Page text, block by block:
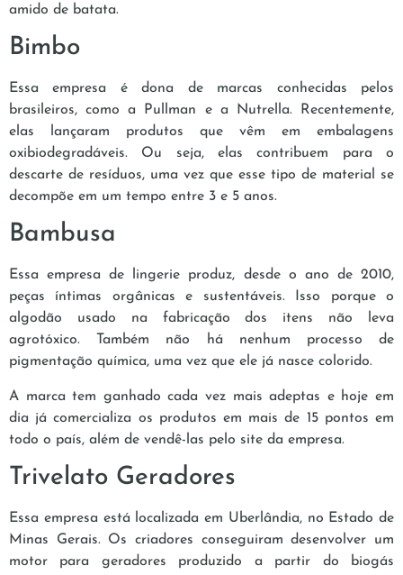
amido de batata.
Bimbo
Essa empresa é dona de marcas conhecidas pelos
brasileiros, como a Pullman e a Nutrella. Recentemente,
elas lançaram produtos que vêm em embalagens
oxibiodegradáveis. Ou seja, elas contribuem para o
descarte de resíduos, uma vez que esse tipo de material se
decompõe em um tempo entre 3 e 5 anos.
Bambusa
Essa empresa de lingerie produz, desde o ano de 2010,
peças íntimas orgânicas e sustentáveis. Isso porque o
algodão usado na fabricação dos itens não leva
agrotóxico. Também não há nenhum processo de
pigmentação química, uma vez que ele já nasce colorido.
A marca tem ganhado cada vez mais adeptas e hoje em
dia já comercializa os produtos em mais de 15 pontos em
todo o país, além de vendê-las pelo site da empresa.
Trivelato Geradores
Essa empresa está localizada em Uberlândia, no Estado de
Minas Gerais. Os criadores conseguiram desenvolver um
motor para geradores produzido a partir do biogás